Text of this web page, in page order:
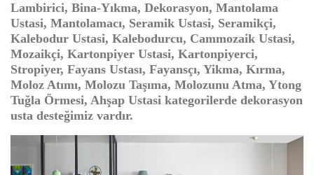
Lambirici, Bina-Yıkma, Dekorasyon, Mantolama
Ustasi, Mantolamacı, Seramik Ustasi, Seramikçi,
Kalebodur Ustasi, Kalebodurcu, Cammozaik Ustasi,
Mozaikçi, Kartonpiyer Ustasi, Kartonpiyerci,
Stropiyer, Fayans Ustası, Fayansçı, Yikma, Kırma,
Moloz Atımı, Molozu Taşıma, Molozunu Atma, Ytong
Tuğla Örmesi, Ahşap Ustasi kategorilerde dekorasyon
usta desteğimiz vardır.